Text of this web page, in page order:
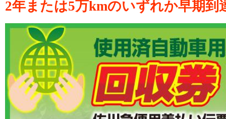
2年または5万kmのいずれか早期到